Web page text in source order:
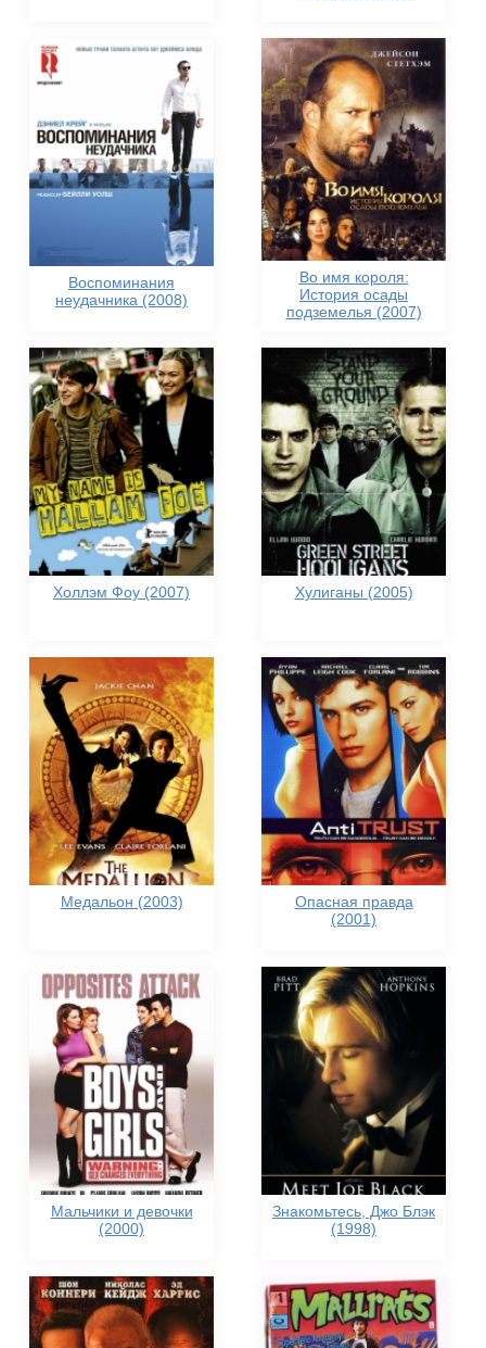
Воспоминания
неудачника (2008)
Во имя короля:
История осады
подземелья (2007)
Холлэм Фоу (2007) Хулиганы (2005)
Медальон (2003)
Опасная правда
(2001)
Мальчики и девочки
(2000)
Знакомьтесь, Джо Блэк
(1998)